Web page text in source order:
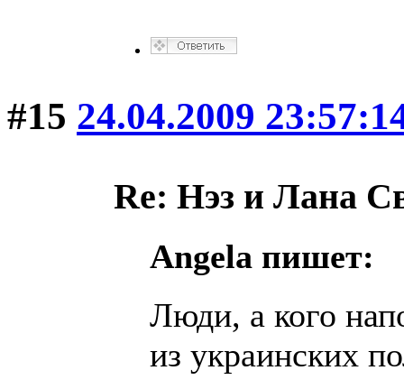
#15 24.04.2009
Re: Нэз и Лана
Angela пишет:
Люди, а кого
из украинских